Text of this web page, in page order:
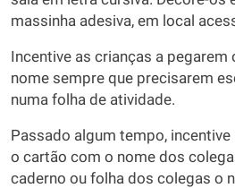
massinha adesiva, em local
Incentive as crianças a pegarem
nome sempre que precisarem
numa folha de atividade.
Passado algum tempo,
o cartão com o nome dos
caderno ou folha dos colegas o